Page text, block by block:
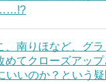
……!?
、南りほなど、グラ
めてクローズアッ
いいのか？という